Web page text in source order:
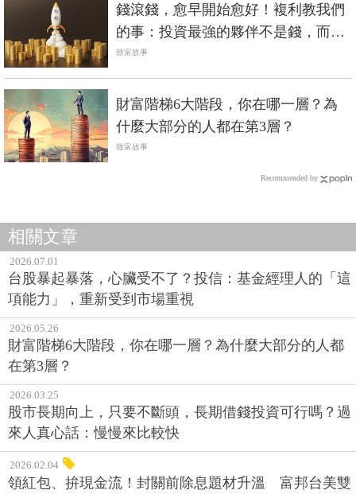
錢滾錢，愈早開始愈好！複利教我們
的事：投資最強的夥伴不是錢，而是
時間
致富故事
財富階梯6大階段，你在哪一層？為
什麼大部分的人都在第3層？
致富故事
Recommended by
相關文章
2026.07.01
台股暴起暴落，心臟受不了？投信：基金經理人的「這
項能力」，重新受到市場重視
2026.05.26
財富階梯6大階段，你在哪一層？為什麼大部分的人都
在第3層？
2026.03.25
股市長期向上，只要不斷頭，長期借錢投資可行嗎？過
來人真心話：慢慢來比較快
2026.02.04
領紅包、拚現金流！封關前除息題材升溫 富邦台美雙